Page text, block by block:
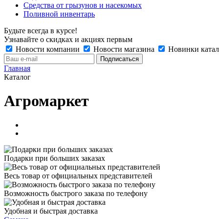
Средства от грызунов и насекомых
Поливной инвентарь
Будьте всегда в курсе!
Узнавайте о скидках и акциях первым
Новости компании
Новости магазина Новинки
Главная
Каталог
Агромаркет
Подарки при больших заказах
Весь товар от официальных представителей
Возможность быстрого заказа по телефону
Удобная и быстрая доставка